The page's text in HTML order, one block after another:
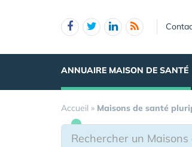
ANNUAIRE MAISON DE SANTÉ
Accueil » Maisons de santé